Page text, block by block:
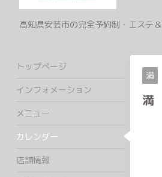
高知県安芸市の完全予約制・エステ
満
満
トップページ
インフォメーション
メニュー
カレンダー
店舗情報